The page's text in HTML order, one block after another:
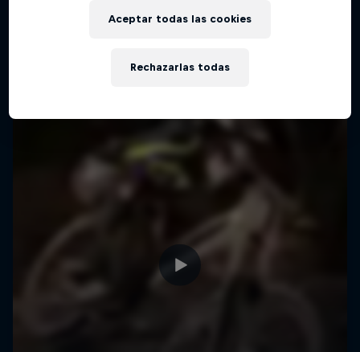
Rechazarlas todas
Aceptar todas las cookies